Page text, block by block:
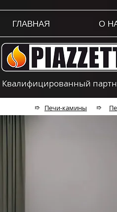
ГЛАВНАЯ О
Квалифицированный
Печи-камины ➱
➱